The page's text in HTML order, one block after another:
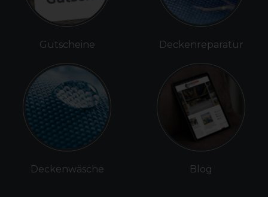
Gutscheine
Deckenwäsche
Deckenreparatur
Blog